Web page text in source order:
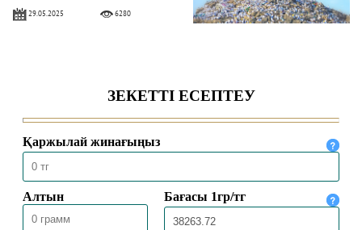
29.05.2025 6280
16.04.2025 8704
ЕҢБЕК ЕТУ ӘДЕБІ
24.02.2025